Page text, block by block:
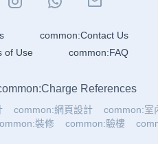
common:Contact Us
of Use
common:FAQ
References
common:網頁設計
common:室
裝修 common:驗樓